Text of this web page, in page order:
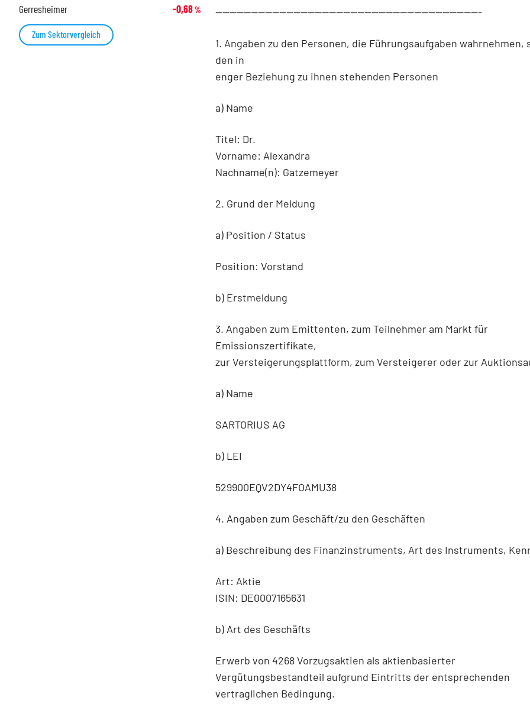
---------------------------------------------------------------------------
1. Angaben zu den Personen, die Führungsaufgaben wahrnehmen,
den in
enger Beziehung zu ihnen stehenden Personen
a) Name
Titel: Dr.
Vorname: Alexandra
Nachname(n): Gatzemeyer
2. Grund der Meldung
a) Position / Status
Position: Vorstand
b) Erstmeldung
3. Angaben zum Emittenten, zum Teilnehmer am Markt für
Emissionszertifikate,
zur Versteigerungsplattform, zum Versteigerer oder zur
a) Name
SARTORIUS AG
b) LEI
529900EQV2DY4FOAMU38
4. Angaben zum Geschäft/zu den Geschäften
a) Beschreibung des Finanzinstruments, Art des Instruments,
Art: Aktie
ISIN: DE0007165631
b) Art des Geschäfts
Erwerb von 4268 Vorzugsaktien als aktienbasierter
Vergütungsbestandteil aufgrund Eintritts der entsprechenden
vertraglichen Bedingung.
Gerresheimer -0,68%
Zum Sektorvergleich